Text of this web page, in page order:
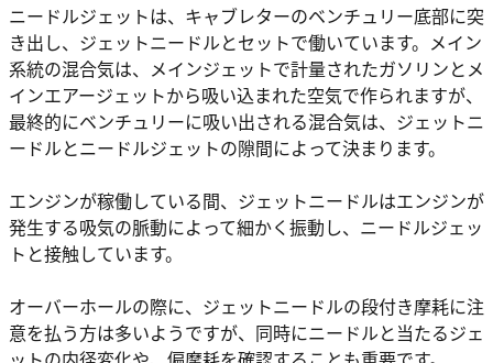
ニードルジェットは、キャブレターのベンチュリー底部に突
き出し、ジェットニードルとセットで働いています。メイン
系統の混合気は、メインジェットで計量されたガソリンとメ
インエアージェットから吸い込まれた空気で作られますが、
最終的にベンチュリーに吸い出される混合気は、ジェットニ
ードルとニードルジェットの隙間によって決まります。
エンジンが稼働している間、ジェットニードルはエンジンが
発生する吸気の脈動によって細かく振動し、ニードルジェッ
トと接触しています。
オーバーホールの際に、ジェットニードルの段付き摩耗に注
意を払う方は多いようですが、同時にニードルと当たるジェ